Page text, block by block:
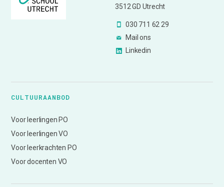
3512 GD Utrecht
030 711 62 29
Mail ons
Linkedin
CULTUURAANBOD
Voor leerlingen PO
Voor leerlingen VO
Voor leerkrachten PO
Voor docenten VO